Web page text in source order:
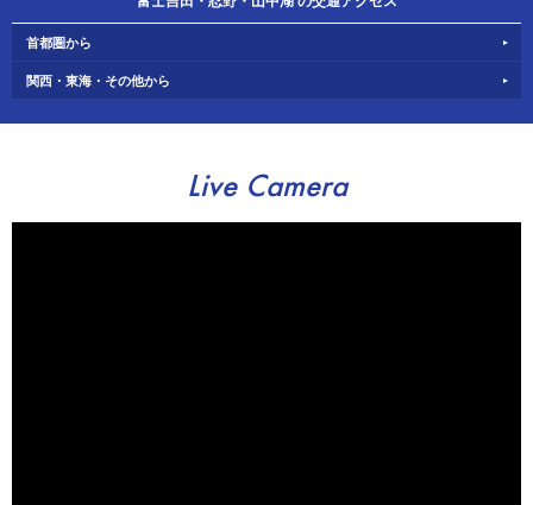
首都圏から
関西・東海・その他から
Live Camera